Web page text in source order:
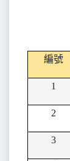
編號
1
2
3